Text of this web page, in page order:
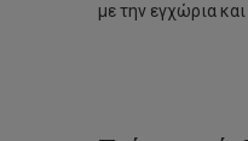
με την εγχώρια και
μεταξύ
και